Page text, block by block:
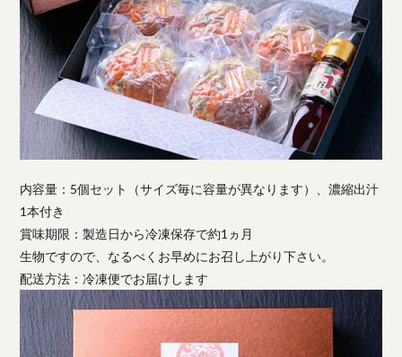
内容量：5個セット（サイズ毎に容量が異なります）、濃縮出汁
1本付き
賞味期限：製造日から冷凍保存で約1ヵ月
生物ですので、なるべくお早めにお召し上がり下さい。
配送方法：冷凍便でお届けします